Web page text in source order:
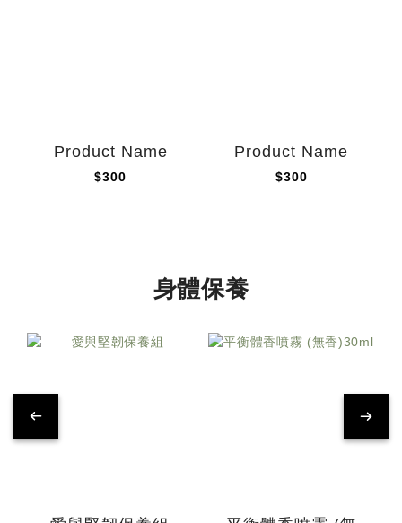
Product Name
$300
Product Name
$300
身體保養